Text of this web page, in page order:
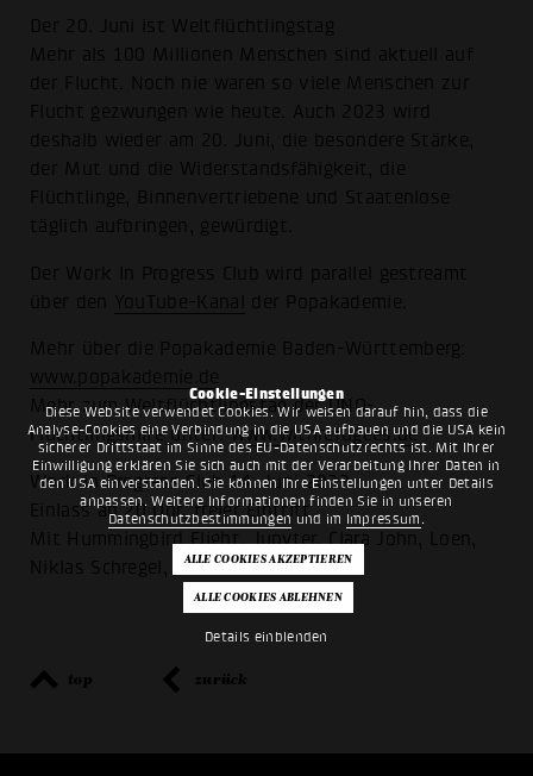
Cookie-Einstellungen
Diese Website verwendet Cookies. Wir weisen darauf hin, dass die
Analyse-Cookies eine Verbindung in die USA aufbauen und die USA kein
sicherer Drittstaat im Sinne des EU-Datenschutzrechts ist. Mit Ihrer
Einwilligung erklären Sie sich auch mit der Verarbeitung Ihrer Daten in
den USA einverstanden. Sie können Ihre Einstellungen unter Details
anpassen. Weitere Informationen finden Sie in unseren
Datenschutzbestimmungen und im Impressum .
Details einblenden
Der 20. Juni ist Weltflüchtlingstag
Mehr als 100 Millionen Menschen sind aktuell auf
der Flucht. Noch nie waren so viele Menschen zur
Flucht gezwungen wie heute. Auch 2023 wird
deshalb wieder am 20. Juni, die besondere Stärke,
der Mut und die Widerstandsfähigkeit, die
Flüchtlinge, Binnenvertriebene und Staatenlose
täglich aufbringen, gewürdigt.
Der Work In Progress Club wird parallel gestreamt
über den YouTube-Kanal der Popakademie.
Mehr über die Popakademie Baden-Württemberg:
www.popakademie.de
Mehr zum Weltflüchtlingstag der UNO-
Flüchtlingshilfe unter:www.withrefugees.de
Work in Progress Club 14. Juni 2023
Einlass ab 20 Uhr, freier Eintritt
Mit Hummingbird Flight, Jupyter, Clara John, Loen,
Niklas Schregel, EMP Ensemble
top zurück